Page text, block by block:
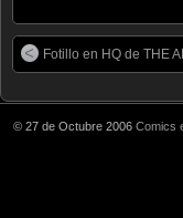
Fotillo en HQ de THE
© 27 de Octubre 2006 Comics